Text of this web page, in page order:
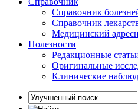
Справочник
Справочник
Медицинский
Полезности
Редакционные
Оригинальные
Клинические